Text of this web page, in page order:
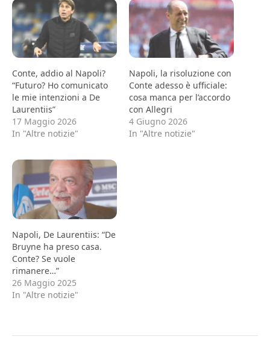
Conte, addio al Napoli?
“Futuro? Ho comunicato
le mie intenzioni a De
Laurentiis”
17 Maggio 2026
In "Altre notizie"
Napoli, la risoluzione con
Conte adesso è ufficiale:
cosa manca per l’accordo
con Allegri
4 Giugno 2026
In "Altre notizie"
Napoli, De Laurentiis: “De
Bruyne ha preso casa.
Conte? Se vuole
rimanere…”
26 Maggio 2025
In "Altre notizie"